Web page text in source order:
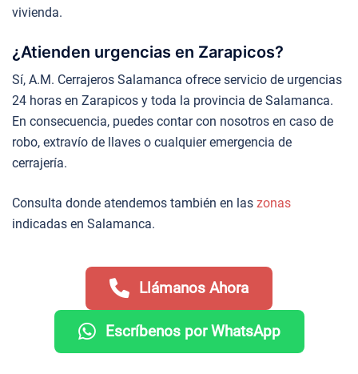
vivienda.
¿Atienden urgencias en Zarapicos?
Sí, A.M. Cerrajeros Salamanca ofrece servicio de urgencias
24 horas en Zarapicos y toda la provincia de Salamanca.
En consecuencia, puedes contar con nosotros en caso de
robo, extravío de llaves o cualquier emergencia de
cerrajería.
Consulta donde atendemos también en las zonas
indicadas en Salamanca.
Llámanos Ahora
Escríbenos por WhatsApp